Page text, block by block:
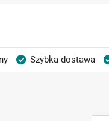
Szybka dostawa